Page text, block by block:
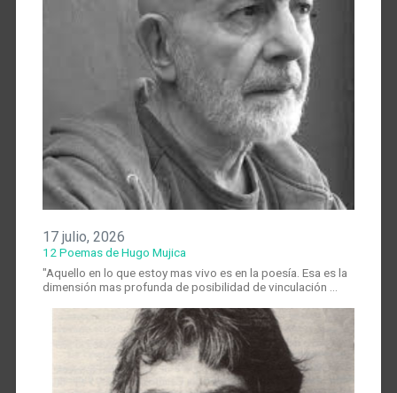
17 julio, 2026
12 Poemas de Hugo Mujica
"Aquello en lo que estoy mas vivo es en la poesía. Esa es la
dimensión mas profunda de posibilidad de vinculación …